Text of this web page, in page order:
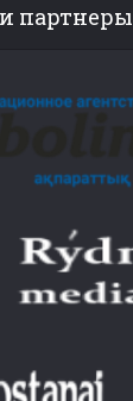
партнеры